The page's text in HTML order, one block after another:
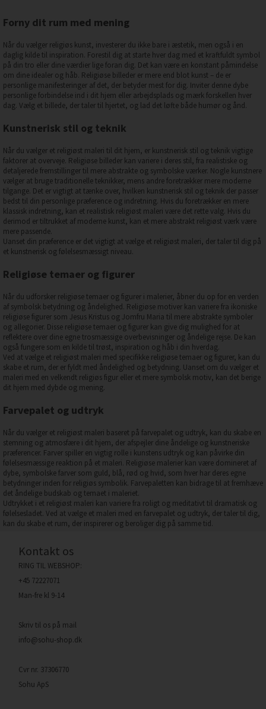
Forny dit rum med mening
Når du vælger religiøs kunst, investerer du ikke bare i æstetik, men også i en
daglig kilde til inspiration. Forestil dig at starte hver dag med et kraftfuldt symbol
på din tro eller dine værdier lige foran dig. Det kan være en konstant påmindelse
om dine idealer og håb. Religiøse billeder er mere end blot kunst – de er
personlige manifesteringer af det, der betyder mest for dig. Inviter denne dybe
personlige forbindelse ind i dit hjem eller arbejdsplads og mærk forskellen hver
dag. Vælg et billede, der taler til hjertet, og lad det løfte både humør og ånd.
Kunstnerisk stil og teknik
Når du vælger et religiøst maleri til dit hjem, er kunstnerisk stil og teknik vigtige
faktorer at overveje. Religiøse billeder kan variere i deres stil, fra realistiske og
detaljerede fremstillinger til mere abstrakte og symbolske værker. Nogle kunstnere
vælger at bruge traditionelle teknikker, mens andre foretrækker mere moderne
tilgange. Det er vigtigt at tænke over, hvilken kunstnerisk stil og teknik der passer
bedst til din personlige præference og indretning. Hvis du foretrækker en mere
klassisk indretning, kan et realistisk religiøst maleri være det rette valg. Hvis du
derimod er tiltrukket af moderne kunst, kan et mere abstrakt religiøst værk være
mere passende.
Uanset din præference er det vigtigt at vælge et religiøst maleri, der taler til dig på
et kunstnerisk og følelsesmæssigt niveau.
Religiøse temaer og figurer
Når du udforsker religiøse temaer og figurer i malerier, åbner du op for en verden
af symbolsk betydning og åndelighed. Religiøse motiver kan variere fra ikoniske
religiøse figurer som Jesus Kristus og Jomfru Maria til mere abstrakte symboler
og allegorier. Disse religiøse temaer og figurer kan give dig mulighed for at
reflektere over dine egne trosmæssige overbevisninger og åndelige rejse. De kan
også fungere som en kilde til trøst, inspiration og håb i din hverdag.
Ved at vælge et religiøst maleri med specifikke religiøse temaer og figurer, kan du
skabe et rum, der er fyldt med åndelighed og betydning. Uanset om du vælger et
maleri med en velkendt religiøs figur eller et mere symbolsk motiv, kan det berige
dit hjem med dybde og mening.
Farvepalet og udtryk
Når du vælger et religiøst maleri baseret på farvepalet og udtryk, kan du skabe en
stemning og atmosfære i dit hjem, der afspejler dine åndelige og kunstneriske
præferencer. Farver spiller en vigtig rolle i kunstens udtryk og kan påvirke din
følelsesmæssige reaktion på et maleri. Religiøse malerier kan være domineret af
dybe, symbolske farver som guld, blå, rød og hvid, som hver har deres egne
betydninger inden for religiøs symbolik. Farvepaletten kan bidrage til at fremhæve
det åndelige budskab og temaet i maleriet.
Udtrykket i et religiøst maleri kan variere fra roligt og meditativt til dramatisk og
følelsesladet. Ved at vælge et maleri med en farvepalet og udtryk, der taler til dig,
kan du skabe et rum, der inspirerer og beroliger dig på samme tid.
Kontakt os
RING TIL WEBSHOP:
+45 72227071
Man-fre kl 9-14
Skriv til os på mail
info@sohu-shop.dk
Cvr nr. 37306770
Sohu ApS